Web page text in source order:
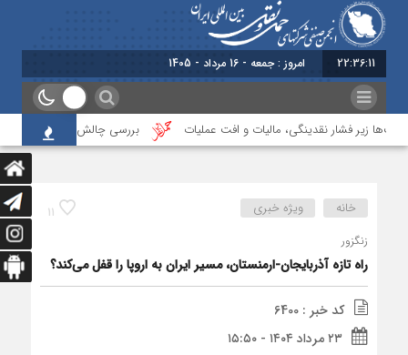
22:36:11 امروز : جمعه - 16 مرداد - 1405
زیر فشار نقدینگی، مالیات و افت عملیات بررسی چالش‌های حمل ونقل کالا
11 خانه ویژه خبری
زنگزور
راه تازه آذربایجان-ارمنستان، مسیر ایران به اروپا را قفل می‌کند؟
کد خبر : 6400
۲۳ مرداد ۱۴۰۴ - ۱۵:۵۰